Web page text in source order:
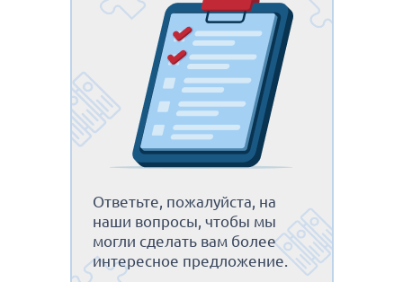
Ответьте, пожалуйста, на
наши вопросы, чтобы мы
могли сделать вам более
интересное предложение.